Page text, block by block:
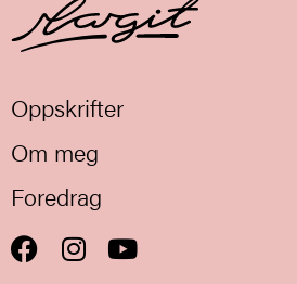
Oppskrifter
Om meg
Foredrag